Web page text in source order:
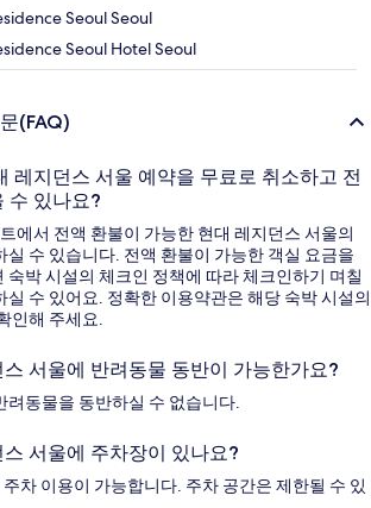
Seoul Seoul
Seoul Hotel Seoul
(FAQ)
레지던스 서울 예약을 무료로 취소하고 전
수 있나요?
에서 전액 환불이 가능한 현대 레지던스 서울의
실 수 있습니다. 전액 환불이 가능한 객실 요금을
숙박 시설의 체크인 정책에 따라 체크인하기 며칠
실 수 있어요. 정확한 이용약관은 해당 숙박 시설의
인해 주세요.
서울에 반려동물 동반이 가능한가요?
려동물을 동반하실 수 없습니다.
서울에 주차장이 있나요?
차 이용이 가능합니다. 주차 공간은 제한될 수 있